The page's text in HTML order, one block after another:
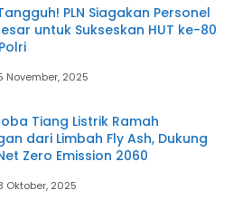
PLN Siagakan Personel
untuk Sukseskan HUT ke-80
November, 2025
Tiang Listrik Ramah
dari Limbah Fly Ash, Dukung
Zero Emission 2060
Oktober, 2025